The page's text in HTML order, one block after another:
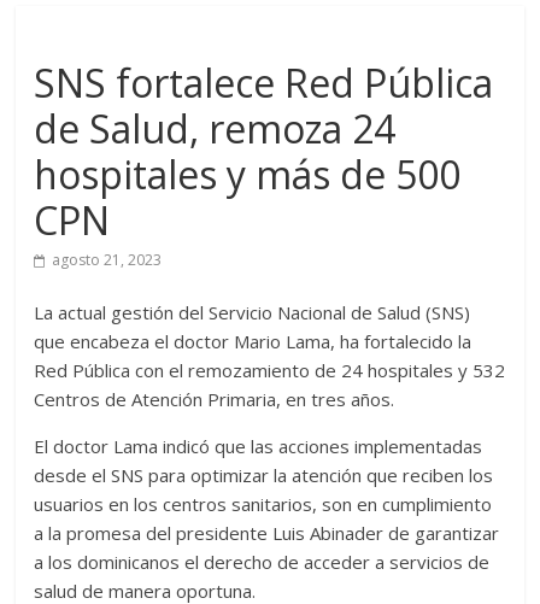
SNS fortalece Red Pública
de Salud, remoza 24
hospitales y más de 500
CPN
agosto 21, 2023
La actual gestión del Servicio Nacional de Salud (SNS)
que encabeza el doctor Mario Lama, ha fortalecido la
Red Pública con el remozamiento de 24 hospitales y 532
Centros de Atención Primaria, en tres años.
El doctor Lama indicó que las acciones implementadas
desde el SNS para optimizar la atención que reciben los
usuarios en los centros sanitarios, son en cumplimiento
a la promesa del presidente Luis Abinader de garantizar
a los dominicanos el derecho de acceder a servicios de
salud de manera oportuna.